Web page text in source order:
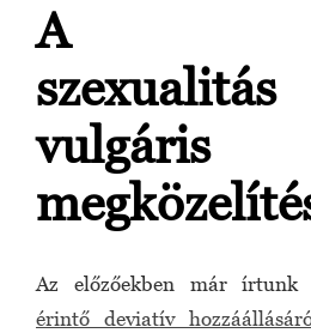
A
szexualitás
vulgáris
Az előzőekben már
érintő deviatív